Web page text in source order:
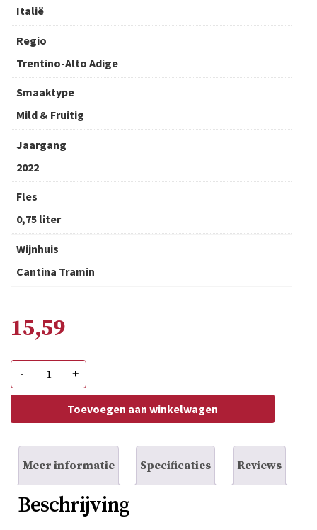
Italië
Regio
Trentino-Alto Adige
Smaaktype
Mild & Fruitig
Jaargang
2022
Fles
0,75 liter
Wijnhuis
Cantina Tramin
15,59
-
Gewurztraminer
Alto
+
Toevoegen aan winkelwagen
Meer informatie Specificaties Reviews
Beschrijving